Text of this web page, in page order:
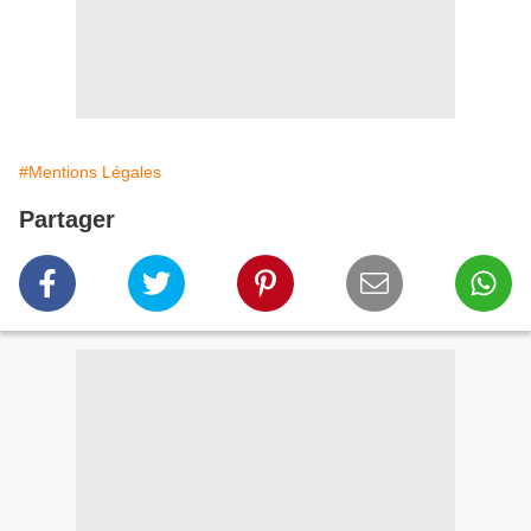
#Mentions Légales
Partager